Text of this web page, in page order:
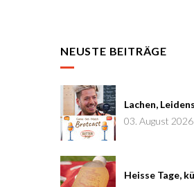
NEUSTE BEITRÄGE
03. August 2026